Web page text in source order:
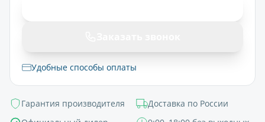
Удобные способы оплаты
Гарантия производителя
Доставка по России